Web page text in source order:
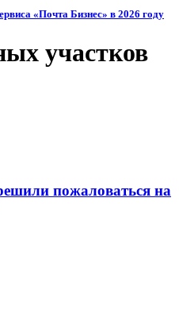
«Почта Бизнес» в 2026 году
участков
пожаловаться на